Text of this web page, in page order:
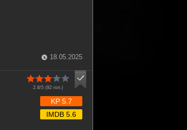
18.05.2025
2.8/5 (92 гол.)
KP 5.7
IMDB 5.6